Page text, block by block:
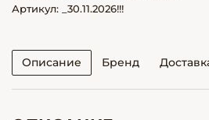
Артикул: _30.11.2026!!!
Описание Бренд